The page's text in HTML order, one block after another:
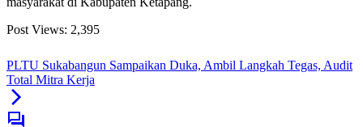
Post Views: 2,395
PLTU Sukabangun Sampaikan Duka, Ambil Langkah Tegas, Audit
Total Mitra Kerja